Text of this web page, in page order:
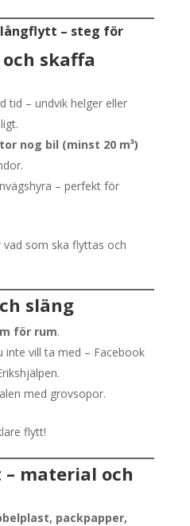
långflytt – steg för
skaffa
tid – undvik helger eller
nog bil (minst 20 m³)
– perfekt för
vad som ska flyttas och
släng
för rum.
inte vill ta med – Facebook
med grovsopor.
flytt!
– material och
packpapper,